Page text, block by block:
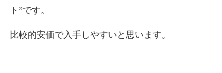
ト”です。
比較的安価で入手しやすいと思います。